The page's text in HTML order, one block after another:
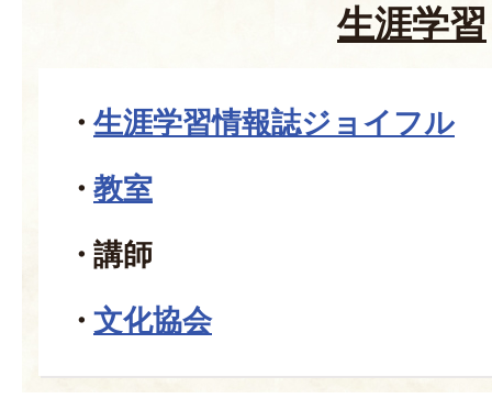
生涯学習
生涯学習情報誌ジョイフル
教室
講師
文化協会